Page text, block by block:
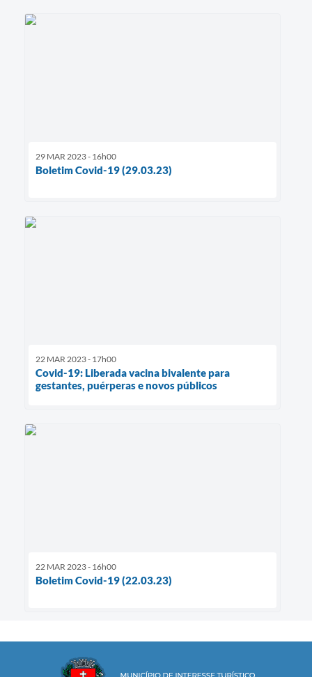
29 MAR 2023 - 16h00
Boletim Covid-19 (29.03.23)
22 MAR 2023 - 17h00
Covid-19: Liberada vacina bivalente para
gestantes, puérperas e novos públicos
22 MAR 2023 - 16h00
Boletim Covid-19 (22.03.23)